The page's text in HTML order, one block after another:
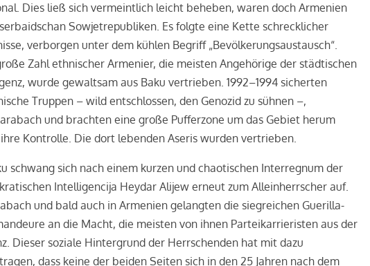
Dies ließ sich vermeintlich leicht beheben, waren doch Armenien
Sowjetrepubliken. Es folgte eine Kette schrecklicher
verborgen unter dem kühlen Begriff „Bevölkerungsaustausch“.
Zahl ethnischer Armenier, die meisten Angehörige der städtischen
wurde gewaltsam aus Baku vertrieben. 1992–1994 sicherten
Truppen – wild entschlossen, den Genozid zu sühnen –,
und brachten eine große Pufferzone um das Gebiet herum
Kontrolle. Die dort lebenden Aseris wurden vertrieben.
schwang sich nach einem kurzen und chaotischen Interregnum der
Intelligencija Heydar Alijew erneut zum Alleinherrscher auf.
und bald auch in Armenien gelangten die siegreichen Guerilla-
an die Macht, die meisten von ihnen Parteikarrieristen aus der
Dieser soziale Hintergrund der Herrschenden hat mit dazu
dass keine der beiden Seiten sich in den 25 Jahren nach dem